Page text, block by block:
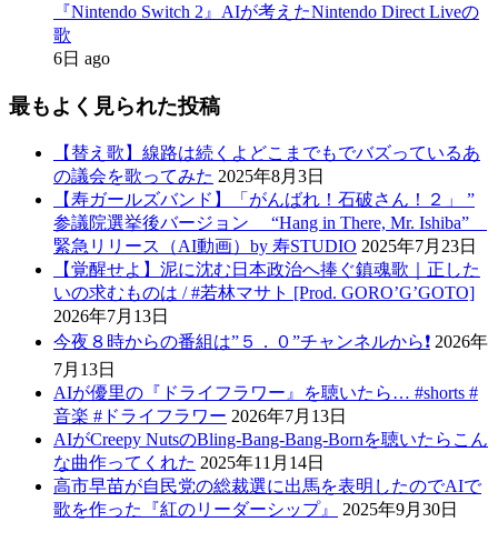
『Nintendo Switch 2』AIが考えたNintendo Direct Liveの
歌
6日 ago
最もよく見られた投稿
【替え歌】線路は続くよどこまでもでバズっているあ
の議会を歌ってみた 2025年8月3日
【寿ガールズバンド】「がんばれ！石破さん！２」 ”
参議院選挙後バージョン “Hang in There, Mr. Ishiba”
緊急リリース（AI動画）by 寿STUDIO 2025年7月23日
【覚醒せよ】泥に沈む日本政治へ捧ぐ鎮魂歌｜正した
いの求むものは / #若林マサト [Prod. GORO’G’GOTO]
2026年7月13日
今夜８時からの番組は”５．０”チャンネルから❗️ 2026年
7月13日
AIが優里の『ドライフラワー』を聴いたら… #shorts #
音楽 #ドライフラワー 2026年7月13日
AIがCreepy NutsのBling-Bang-Bang-Bornを聴いたらこん
な曲作ってくれた 2025年11月14日
高市早苗が自民党の総裁選に出馬を表明したのでAIで
歌を作った『紅のリーダーシップ』
2025年9月30日